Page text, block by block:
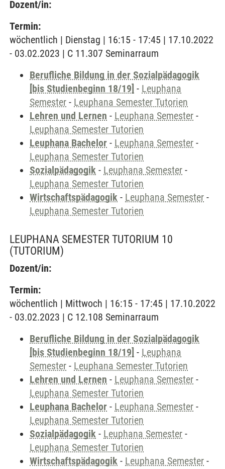
Dozent/in:
Termin:
wöchentlich | Dienstag | 16:15 - 17:45 | 17.10.2022
- 03.02.2023 | C 11.307 Seminarraum
Berufliche Bildung in der Sozialpädagogik
[bis Studienbeginn 18/19] - Leuphana
Semester - Leuphana Semester Tutorien
Lehren und Lernen - Leuphana Semester -
Leuphana Semester Tutorien
Leuphana Bachelor - Leuphana Semester -
Leuphana Semester Tutorien
Sozialpädagogik - Leuphana Semester -
Leuphana Semester Tutorien
Wirtschaftspädagogik - Leuphana Semester -
Leuphana Semester Tutorien
LEUPHANA SEMESTER TUTORIUM 10
(TUTORIUM)
Dozent/in:
Termin:
wöchentlich | Mittwoch | 16:15 - 17:45 | 17.10.2022
- 03.02.2023 | C 12.108 Seminarraum
Berufliche Bildung in der Sozialpädagogik
[bis Studienbeginn 18/19] - Leuphana
Semester - Leuphana Semester Tutorien
Lehren und Lernen - Leuphana Semester -
Leuphana Semester Tutorien
Leuphana Bachelor - Leuphana Semester -
Leuphana Semester Tutorien
Sozialpädagogik - Leuphana Semester -
Leuphana Semester Tutorien
Wirtschaftspädagogik - Leuphana Semester -